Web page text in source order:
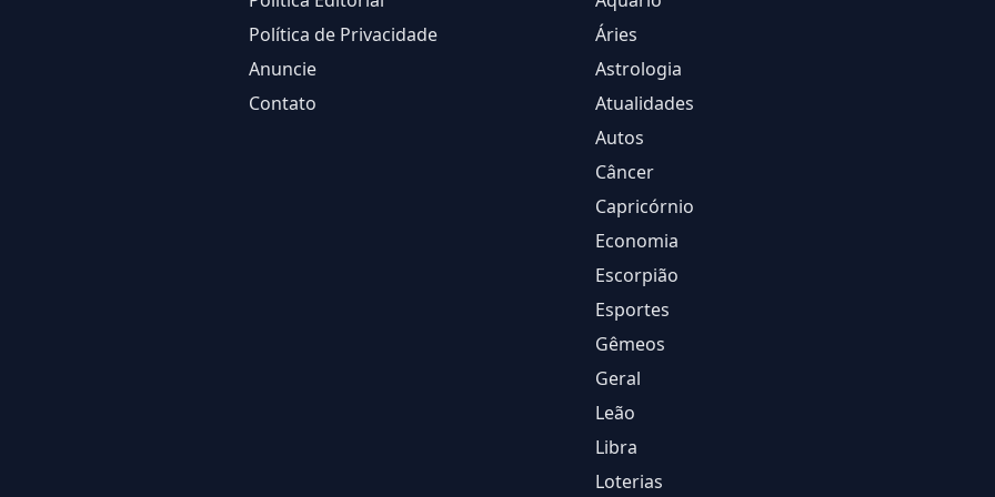
Política de Privacidade
Anuncie
Contato
Áries
Astrologia
Atualidades
Autos
Câncer
Capricórnio
Economia
Escorpião
Esportes
Gêmeos
Geral
Leão
Libra
Loterias